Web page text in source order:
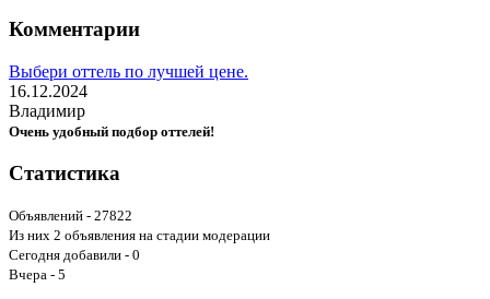
Комментарии
Выбери оттель по лучшей цене.
16.12.2024
Владимир
Очень удобный подбор оттелей!
Статистика
Объявлений - 27822
Из них 2 объявления на стадии модерации
Сегодня добавили - 0
Вчера - 5